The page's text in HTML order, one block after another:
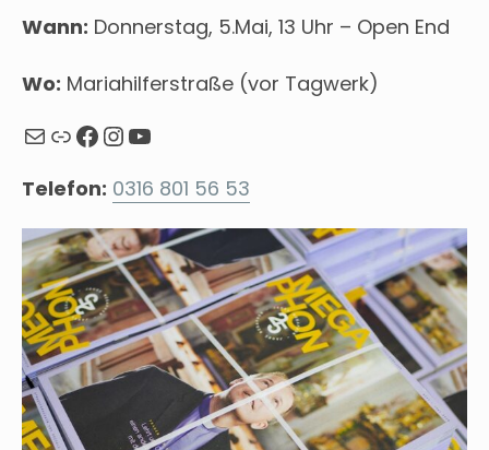
Wann: Donnerstag, 5.Mai, 13 Uhr – Open End
Wo: Mariahilferstraße (vor Tagwerk)
MailWebseite
Facebook
Instagram
YouTube
Telefon: 0316 801 56 53